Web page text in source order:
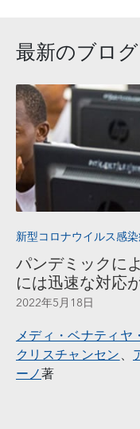
最新のブログ
新型コロナウイルス感
パンデミックに
には迅速な対応
2022年5月18日
メディ・ベナティヤ
クリスチャンセン、
ーノ著